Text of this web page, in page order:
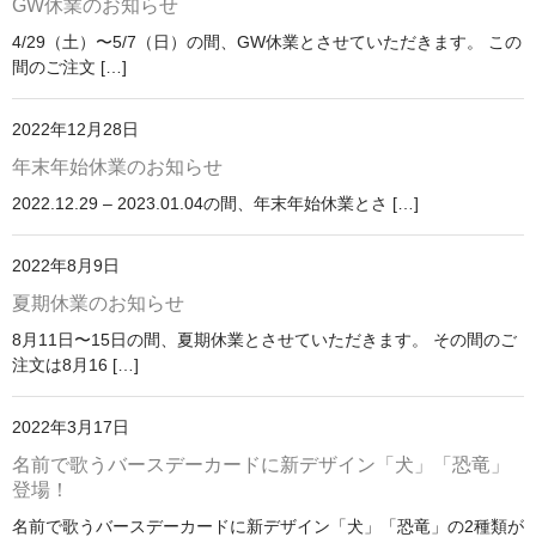
GW休業のお知らせ
4/29（土）〜5/7（日）の間、GW休業とさせていただきます。 この
間のご注文 […]
2022年12月28日
年末年始休業のお知らせ
2022.12.29 – 2023.01.04の間、年末年始休業とさ […]
2022年8月9日
夏期休業のお知らせ
8月11日〜15日の間、夏期休業とさせていただきます。 その間のご
注文は8月16 […]
2022年3月17日
名前で歌うバースデーカードに新デザイン「犬」「恐竜」
登場！
名前で歌うバースデーカードに新デザイン「犬」「恐竜」の2種類が